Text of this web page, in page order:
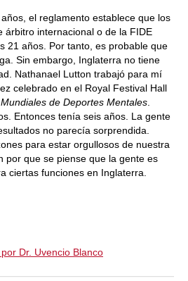
el reglamento establece que los
árbitro internacional o de la FIDE
21 años. Por tanto, es probable que
Sin embargo, Inglaterra no tiene
Nathanael Lutton trabajó para mí
celebrado en el Royal Festival Hall
de Deportes Mentales
Entonces tenía seis años. La gente
no parecía sorprendida.
para estar orgullosos de nuestra
por que se piense que la gente es
ciertas funciones en Inglaterra.
Dr. Uvencio Blanco